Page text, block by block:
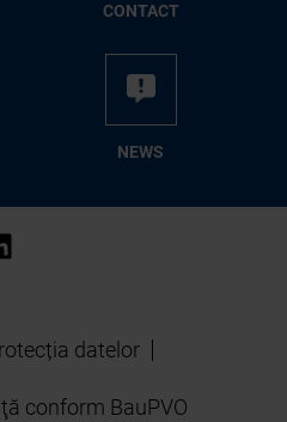
CON­TA­CT
NEWS
datelor
conform BauPVO